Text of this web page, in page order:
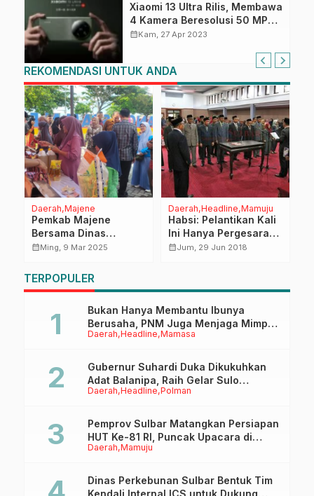
Xiaomi 13 Ultra Rilis, Membawa
4 Kamera Beresolusi 50 MP
dengan Chipset Snapdragon
calendar_monthKam, 27 Apr 2023
REKOMENDASI UNTUK ANDA
Daerah Majene
Pemkab Majene
Bersama Dinas
Ketahanan Pangan
Murah
calendar_monthMing, 9 Mar 2025
Daerah Headline Mamuju
Habsi: Pelantikan Kali
Ini Hanya Pergesaran
Pejabat
calendar_monthJum, 29 Jun 2018
TERPOPULER
Daerah Headline Mamasa
Bukan Hanya Membantu Ibunya
Berusaha, PNM Juga Menjaga Mimpi
Anaknya Untuk Menggapai Cita-Cita
Daerah Headline Polman
Gubernur Suhardi Duka Dikukuhkan
Adat Balanipa, Raih Gelar Sulo
Tappidena
Daerah Mamuju
Pemprov Sulbar Matangkan Persiapan
HUT Ke-81 RI, Puncak Upacara di
Lapangan Ahmad Kirang
Dinas Perkebunan Sulbar Bentuk Tim